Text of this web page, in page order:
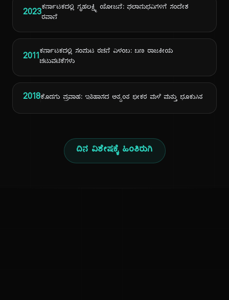
2023ಕರ್ನಾಟಕದಲ್ಲಿ ಗೃಹಲಕ್ಷ್ಮಿ ಯೋಜನೆ: ಫಲಾನುಭವಿಗಳಿಗೆ ಸಂದೇಶ
ರವಾನೆ
2011ಕರ್ನಾಟಕದಲ್ಲಿ ಸಂಪುಟ ರಚನೆ ವಿಳಂಬ: ಬಣ ರಾಜಕೀಯ
ಚಟುವಟಿಕೆಗಳು
2018ಕೊಡಗು ಪ್ರವಾಹ: ಇತಿಹಾಸದ ಅತ್ಯಂತ ಭೀಕರ ಮಳೆ ಮತ್ತು ಭೂಕುಸಿತ
ದಿನ ವಿಶೇಷಕ್ಕೆ ಹಿಂತಿರುಗಿ